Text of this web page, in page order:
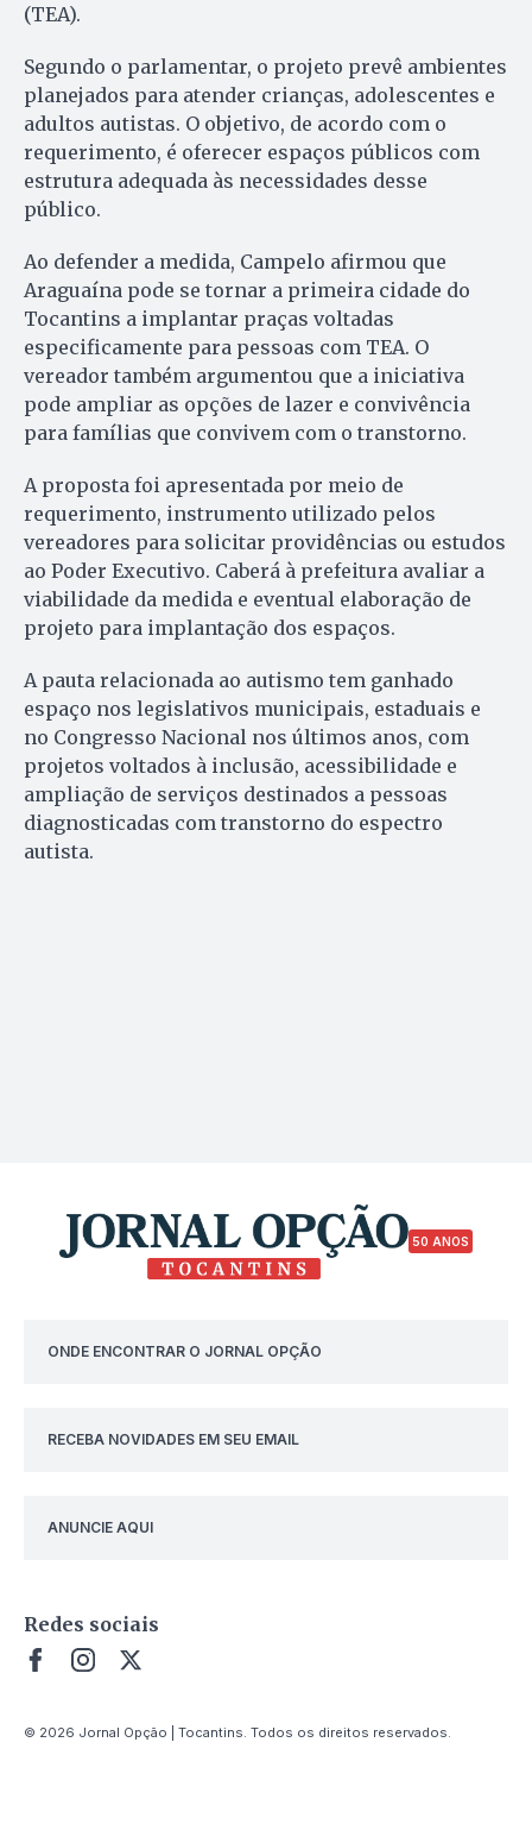
(TEA).
Segundo o parlamentar, o projeto prevê ambientes
planejados para atender crianças, adolescentes e
adultos autistas. O objetivo, de acordo com o
requerimento, é oferecer espaços públicos com
estrutura adequada às necessidades desse
público.
Ao defender a medida, Campelo afirmou que
Araguaína pode se tornar a primeira cidade do
Tocantins a implantar praças voltadas
especificamente para pessoas com TEA. O
vereador também argumentou que a iniciativa
pode ampliar as opções de lazer e convivência
para famílias que convivem com o transtorno.
A proposta foi apresentada por meio de
requerimento, instrumento utilizado pelos
vereadores para solicitar providências ou estudos
ao Poder Executivo. Caberá à prefeitura avaliar a
viabilidade da medida e eventual elaboração de
projeto para implantação dos espaços.
A pauta relacionada ao autismo tem ganhado
espaço nos legislativos municipais, estaduais e
no Congresso Nacional nos últimos anos, com
projetos voltados à inclusão, acessibilidade e
ampliação de serviços destinados a pessoas
diagnosticadas com transtorno do espectro
autista.
50 ANOS
ONDE ENCONTRAR O JORNAL OPÇÃO
RECEBA NOVIDADES EM SEU EMAIL
ANUNCIE AQUI
Redes sociais
© 2026 Jornal Opção | Tocantins. Todos os direitos reservados.